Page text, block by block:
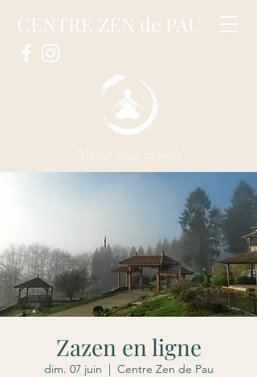
CENTRE ZEN de PAU
"Venez vous asseoir"
Zazen en ligne
dim. 07 juin
  |
Centre Zen de Pau